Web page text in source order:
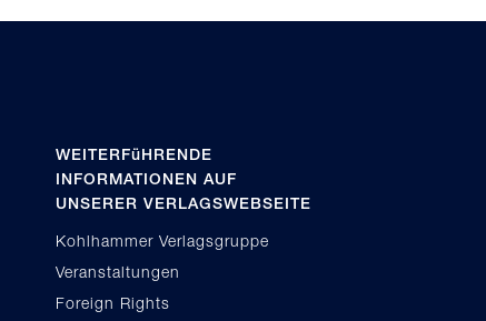
WEITERFüHRENDE
INFORMATIONEN AUF
UNSERER VERLAGSWEBSEITE
Kohlhammer Verlagsgruppe
Veranstaltungen
Foreign Rights